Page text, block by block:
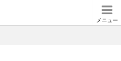
メニュー